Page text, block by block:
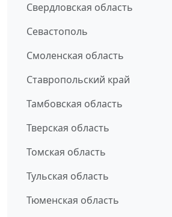
Свердловская область
Севастополь
Смоленская область
Ставропольский край
Тамбовская область
Тверская область
Томская область
Тульская область
Тюменская область